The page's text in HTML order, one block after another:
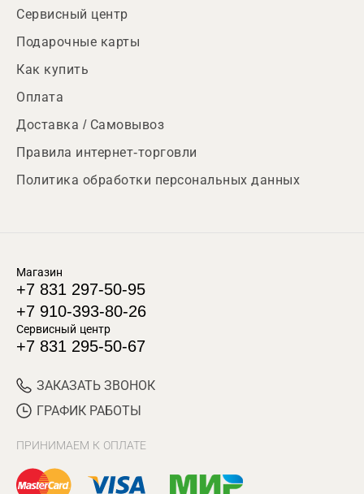
Сервисный центр
Подарочные карты
Как купить
Оплата
Доставка / Самовывоз
Правила интернет-торговли
Политика обработки персональных данных
Магазин
+7 831 297-50-95
+7 910-393-80-26
Сервисный центр
+7 831 295-50-67
ЗАКАЗАТЬ ЗВОНОК
ГРАФИК РАБОТЫ
ПРИНИМАЕМ К ОПЛАТЕ